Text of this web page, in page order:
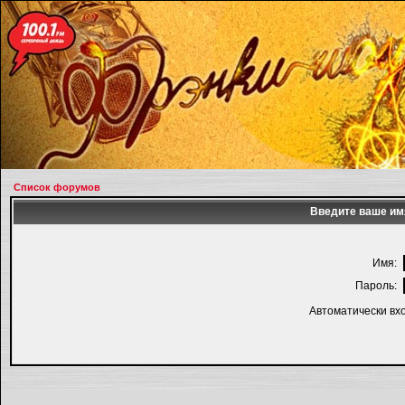
Список форумов
Введите ваше
Имя:
Пароль:
Автоматически